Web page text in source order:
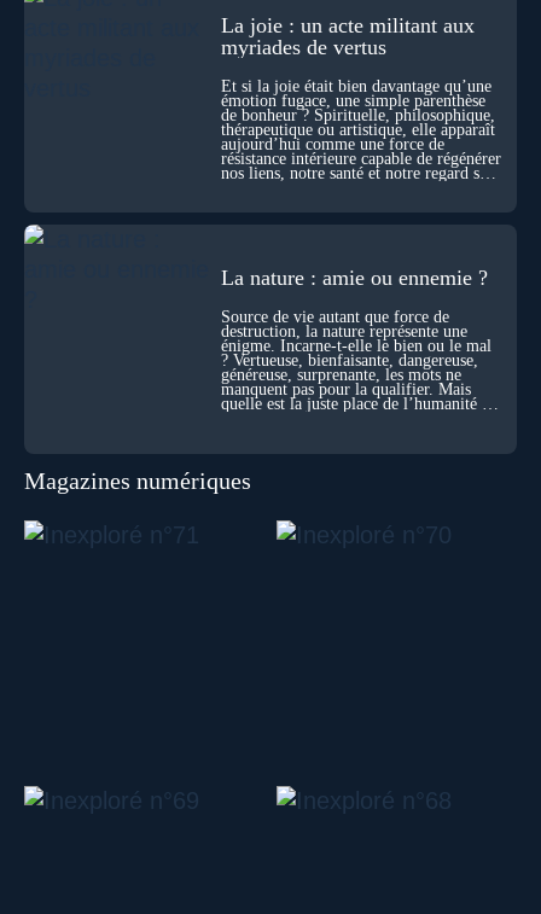
comme une logique active du vivant. Alors, la biologie peut-
elle transformer notre manière de penser la mort ? Existe-t-il
des ponts avec nos intuitions métaphysiques sur le cycle de
l’âme ? Nous en parlons avec Abdel Aouacheria, docteur en
biochimie et spécialiste de la mort cellulaire.
La joie : un acte militant aux
myriades de vertus
Et si la joie était bien davantage qu’une
émotion fugace, une simple parenthèse
de bonheur ? Spirituelle, philosophique,
thérapeutique ou artistique, elle apparaît
aujourd’hui comme une force de
résistance intérieure capable de régénérer
nos liens, notre santé et notre regard sur
La nature : amie ou ennemie ?
Source de vie autant que force de
destruction, la nature représente une
énigme. Incarne-t-elle le bien ou le mal
? Vertueuse, bienfaisante, dangereuse,
généreuse, surprenante, les mots ne
manquent pas pour la qualifier. Mais
quelle est la juste place de l’humanité au
Magazines numériques